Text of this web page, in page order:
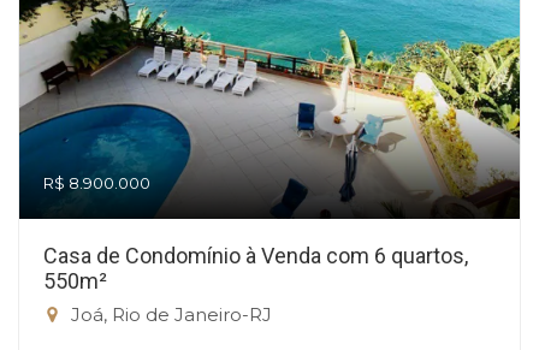
R$ 8.900.000
Casa de Condomínio à Venda com 6 quartos,
550m²
Joá, Rio de Janeiro-RJ